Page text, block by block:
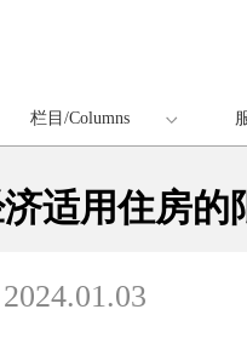
栏目/Columns
适用住房的
2024.01.03